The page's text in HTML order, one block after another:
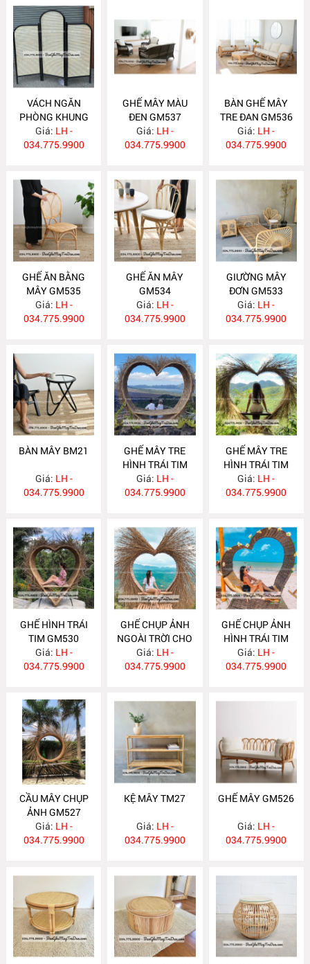
VÁCH NGĂN
PHÒNG KHUNG
SƠN ĐEN BP22
Giá: LH -
034.775.9900
GHẾ MÂY MÀU
ĐEN GM537
Giá: LH -
034.775.9900
BÀN GHẾ MÂY
TRE ĐAN GM536
Giá: LH -
034.775.9900
GHẾ ĂN BẰNG
MÂY GM535
Giá: LH -
034.775.9900
GHẾ ĂN MÂY
GM534
Giá: LH -
034.775.9900
GIƯỜNG MÂY
ĐƠN GM533
Giá: LH -
034.775.9900
BÀN MÂY BM21
Giá: LH -
034.775.9900
GHẾ MÂY TRE
HÌNH TRÁI TIM
GM532
Giá: LH -
034.775.9900
GHẾ MÂY TRE
HÌNH TRÁI TIM
GM531
Giá: LH -
034.775.9900
GHẾ HÌNH TRÁI
TIM GM530
Giá: LH -
034.775.9900
GHẾ CHỤP ẢNH
NGOÀI TRỜI CHO
RESOT GM529
Giá: LH -
034.775.9900
GHẾ CHỤP ẢNH
HÌNH TRÁI TIM
GM528
Giá: LH -
034.775.9900
CẦU MÂY CHỤP
ẢNH GM527
Giá: LH -
034.775.9900
KỆ MÂY TM27
Giá: LH -
034.775.9900
GHẾ MÂY GM526
Giá: LH -
034.775.9900